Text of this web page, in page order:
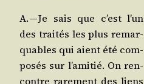
A. — Je sais que c’est l’un
des trai­tés les plus remar­
quables qui aient été com­
po­sés sur l’a­mi­tié. On ren­
contre rare­ment des liens